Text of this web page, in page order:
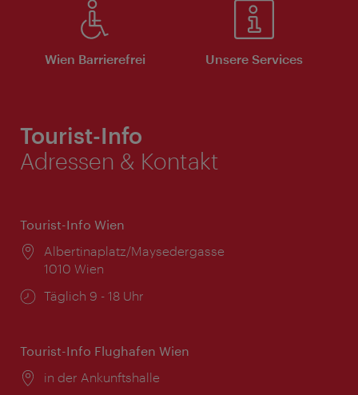
Wien Barrierefrei Unsere Services
Tourist-Info
Adressen & Kontakt
Tourist-Info Wien
Ort:
Albertinaplatz/Maysedergasse
1010 Wien
Öffnungszeiten:
Täglich 9 - 18 Uhr
Tourist-Info Flughafen Wien
Ort:
in der Ankunftshalle